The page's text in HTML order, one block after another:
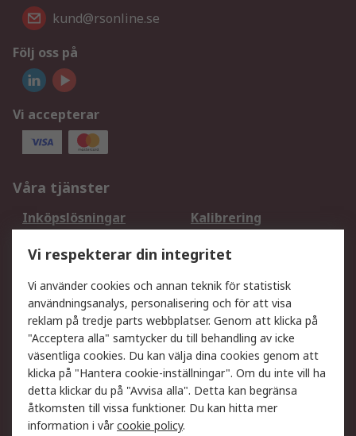
kund@rsonline.se
Följ oss på
Vi accepterar
Våra tjänster
Inköpslösningar
Kalibrering
DesignSpark
Teknisk Support
Ditt lokala säljteam
Exportlösningar
Support
Få hjälp
Retur av varor
Leverans
Spåra din order
Begär en fakturakopi
Fördelar med RS-konto
Betalningsalternativ
Vi respekterar din integritet
Vi använder cookies och annan teknik för statistisk
användningsanalys, personalisering och för att visa
reklam på tredje parts webbplatser. Genom att klicka på
"Acceptera alla" samtycker du till behandling av icke
väsentliga cookies. Du kan välja dina cookies genom att
klicka på "Hantera cookie-inställningar". Om du inte vill ha
detta klickar du på "Avvisa alla". Detta kan begränsa
åtkomsten till vissa funktioner. Du kan hitta mer
information i vårcookie policy.